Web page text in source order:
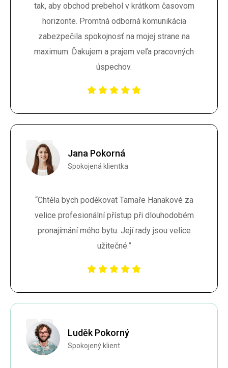
tak, aby obchod prebehol v krátkom časovom
horizonte. Promtná odborná komunikácia
zabezpečila spokojnosť na mojej strane na
maximum. Ďakujem a prajem veľa pracovných
úspechov.
“Chtěla bych poděkovat Tamaře Hanakové za
velice profesionální přístup při dlouhodobém
pronajímání mého bytu. Její rady jsou velice
užitečné.”
Jana Pokorná
Spokojená klientka
Luděk Pokorný
Spokojený klient